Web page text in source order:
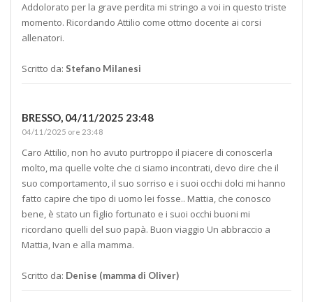
Addolorato per la grave perdita mi stringo a voi in questo triste
momento. Ricordando Attilio come ottmo docente ai corsi
allenatori.
Scritto da: Stefano Milanesi
BRESSO, 04/11/2025 23:48
04/11/2025 ore 23:48
Caro Attilio, non ho avuto purtroppo il piacere di conoscerla
molto, ma quelle volte che ci siamo incontrati, devo dire che il
suo comportamento, il suo sorriso e i suoi occhi dolci mi hanno
fatto capire che tipo di uomo lei fosse.. Mattia, che conosco
bene, è stato un figlio fortunato e i suoi occhi buoni mi
ricordano quelli del suo papà. Buon viaggio Un abbraccio a
Mattia, Ivan e alla mamma.
Scritto da: Denise (mamma di Oliver)